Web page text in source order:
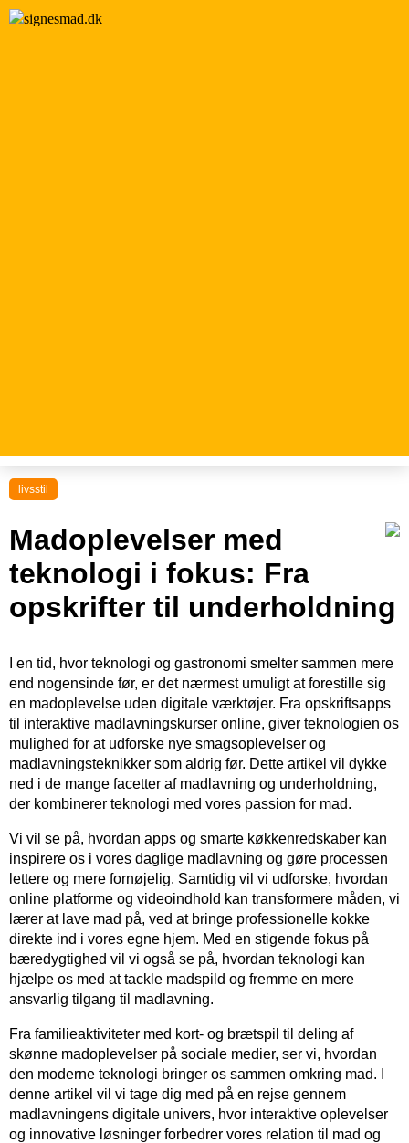
livsstil
Madoplevelser med
teknologi i fokus: Fra
opskrifter til underholdning
I en tid, hvor teknologi og gastronomi smelter sammen mere
end nogensinde før, er det nærmest umuligt at forestille sig
en madoplevelse uden digitale værktøjer. Fra opskriftsapps
til interaktive madlavningskurser online, giver teknologien os
mulighed for at udforske nye smagsoplevelser og
madlavningsteknikker som aldrig før. Dette artikel vil dykke
ned i de mange facetter af madlavning og underholdning,
der kombinerer teknologi med vores passion for mad.
Vi vil se på, hvordan apps og smarte køkkenredskaber kan
inspirere os i vores daglige madlavning og gøre processen
lettere og mere fornøjelig. Samtidig vil vi udforske, hvordan
online platforme og videoindhold kan transformere måden, vi
lærer at lave mad på, ved at bringe professionelle kokke
direkte ind i vores egne hjem. Med en stigende fokus på
bæredygtighed vil vi også se på, hvordan teknologi kan
hjælpe os med at tackle madspild og fremme en mere
ansvarlig tilgang til madlavning.
Fra familieaktiviteter med kort- og brætspil til deling af
skønne madoplevelser på sociale medier, ser vi, hvordan
den moderne teknologi bringer os sammen omkring mad. I
denne artikel vil vi tage dig med på en rejse gennem
madlavningens digitale univers, hvor interaktive oplevelser
og innovative løsninger forbedrer vores relation til mad og